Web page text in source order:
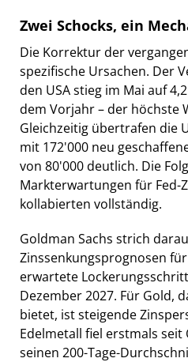
Zwei Schocks, ein
Die Korrektur der
spezifische Ursachen. Der
den USA stieg im Mai auf
dem Vorjahr – der höchste
Gleichzeitig übertrafen die
mit 172'000 neu
von 80'000 deutlich. Die
Markterwartungen für Fed-
kollabierten vollständig.
Goldman Sachs strich
Zinssenkungsprognosen
erwartete
Dezember 2027. Für Gold,
bietet, ist steigende
Edelmetall fiel erstmals
seinen 200-Tage-